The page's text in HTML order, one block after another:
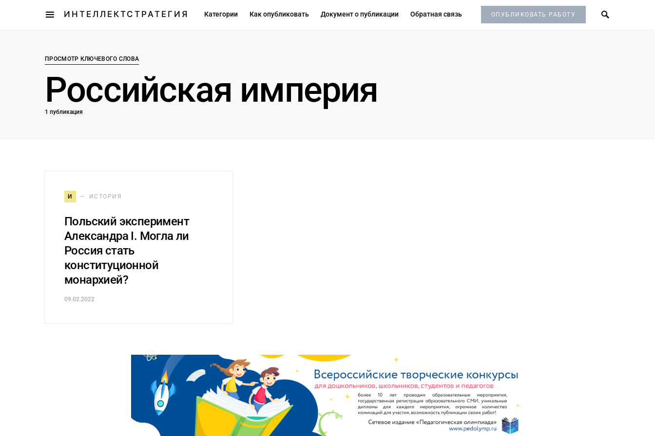
ИНТЕЛЛЕКТСТРАТЕГИЯ Категории Как опубликовать Документ о публикации Обратная связь ОПУБЛИКОВАТЬ РАБОТУ
ПРОСМОТР КЛЮЧЕВОГО СЛОВА
Российская империя
1 публикация
И ИСТОРИЯ
Польский эксперимент
Александра I. Могла ли
Россия стать
конституционной
монархией?
09.02.2022